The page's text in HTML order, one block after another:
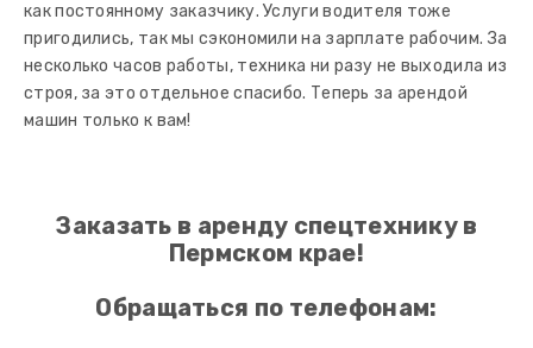
как постоянному заказ­чику. Услуги водителя тоже
пригодились, так мы сэкономили на зарплате рабочим. За
несколько часов работы, техника ни разу не выходила из
строя, за это отдельное спасибо. Теперь за арендой
машин только к вам!
Заказать в аренду спецтехнику в
Пермском крае!
Обращаться по телефонам: